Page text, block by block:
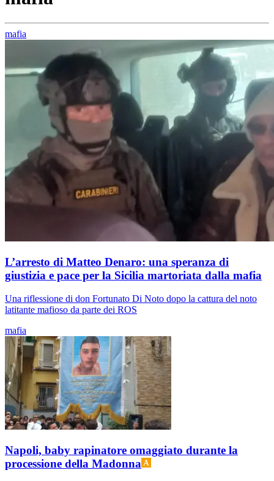
mafia
L’arresto di Matteo Denaro: una speranza di
giustizia e pace per la Sicilia martoriata dalla mafia
Una riflessione di don Fortunato Di Noto dopo la cattura del noto
latitante mafioso da parte dei ROS
mafia
Napoli, baby rapinatore omaggiato durante la
processione della Madonna